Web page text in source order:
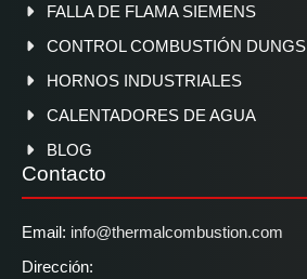
FALLA DE FLAMA SIEMENS
CONTROL COMBUSTIÓN DUNGS
HORNOS INDUSTRIALES
CALENTADORES DE AGUA
BLOG
Contacto
Email: info@thermalcombustion.com
Dirección: